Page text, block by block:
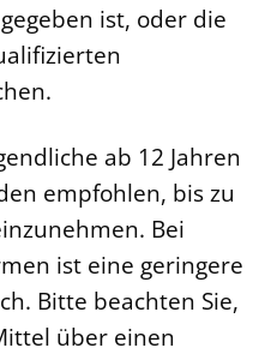
ist, oder die
ab 12 Jahren
empfohlen, bis zu
Bei
ist eine geringere
Bitte beachten Sie,
über einen